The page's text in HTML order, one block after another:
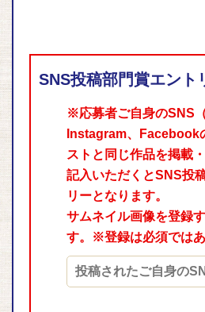
SNS投稿部門賞エント
※応募者ご自身のSNS
Instagram、Facebook
ストと同じ作品を掲載
記入いただくとSNS投
リーとなります。
サムネイル画像を登録
す。※登録は必須ではあ